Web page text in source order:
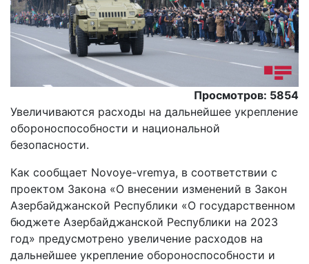
Просмотров: 5854
Увеличиваются расходы на дальнейшее укрепление
обороноспособности и национальной
безопасности.
Как сообщает Novoye-vremya, в соответствии с
проектом Закона «О внесении изменений в Закон
Азербайджанской Республики «О государственном
бюджете Азербайджанской Республики на 2023
год» предусмотрено увеличение расходов на
дальнейшее укрепление обороноспособности и